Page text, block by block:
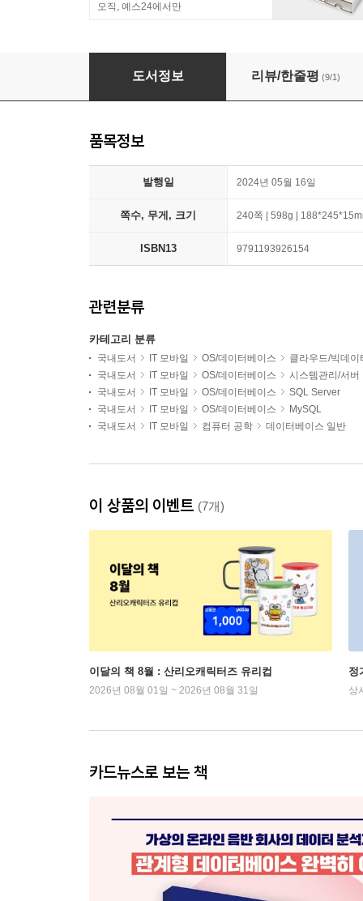
오직, 예스24에서만
실전 SQL 퀵스타트
도서정보 리뷰/한줄평 (9/1)
품목정보
발행일 2024년 05월 16일
쪽수, 무게, 크기 240쪽 | 598g |
ISBN13 9791193926154
관련분류
카테고리 분류
국내도서 IT 모바일 OS/데이터베이스
클라우드/빅데이
국내도서
IT 모바일 OS/데이터베이스
시스템관리/서버
국내도서
IT 모바일 OS/데이터베이스
SQL Server
국내도서
IT 모바일 OS/데이터베이스
MySQL
국내도서
IT 모바일 컴퓨터 공학 데이터베이스 일반
이 상품의 이벤트 (7개)
이달의 책 8월 : 산리오캐릭터즈 유리컵
2026년 08월 01일 ~ 2026년 08월 31일
정
상
카드뉴스로 보는 책